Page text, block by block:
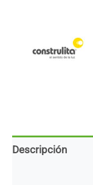
Descripción